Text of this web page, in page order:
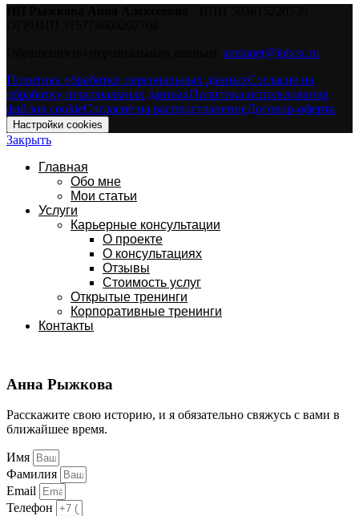
anetanet@inbox.ru
Политика обработки персональных данныхСогласие на
обработку персональных данныхПолитика использования
файлов cookieСогласие на распространениеДоговор-оферта
Настройки cookies
Закрыть
Главная
Обо мне
Мои статьи
Услуги
Карьерные консультации
О проекте
О консультациях
Отзывы
Стоимость услуг
Открытые тренинги
Корпоративные тренинги
Контакты
Анна Рыжкова
Расскажите свою историю, и я обязательно свяжусь с вами в
ближайшее время.
Имя
Фамилия
Email
Телефон